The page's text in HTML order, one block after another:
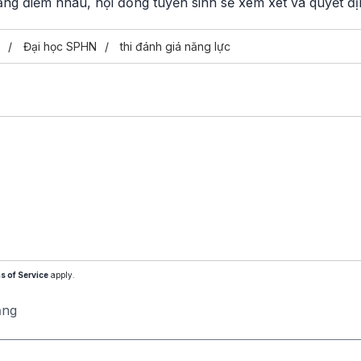
Đại học SPHN thi đánh giá năng lực
of Service apply.